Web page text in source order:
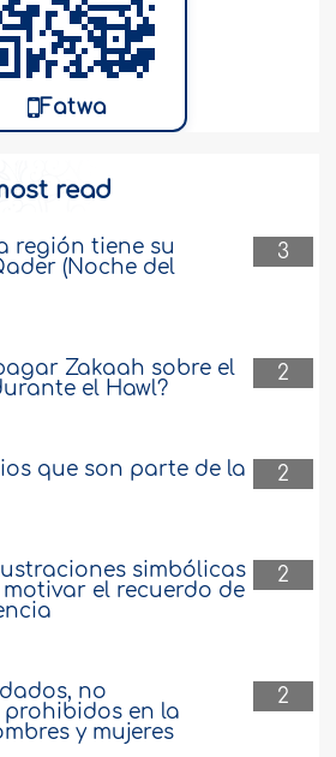
Fatwa
read
3
región tiene su
(Noche del
2
Zakaah sobre el
el Hawl?
2
que son parte de la
2
simbólicas
el recuerdo de
2
no
prohibidos en la
y mujeres